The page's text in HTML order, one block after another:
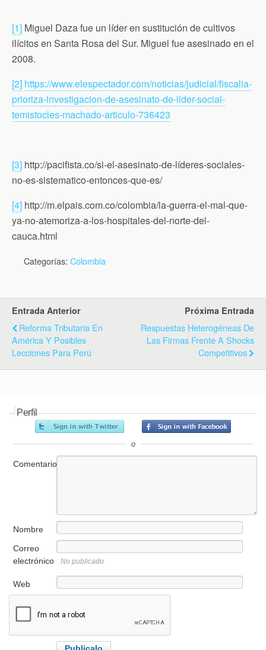
[1] Miguel Daza fue un líder en sustitución de cultivos
ilícitos en Santa Rosa del Sur. Miguel fue asesinado en el
2008.
[2] https://www.elespectador.com/noticias/judicial/fiscalia-
prioriza-investigacion-de-asesinato-de-lider-social-
temistocles-machado-articulo-736423
[3] http://pacifista.co/si-el-asesinato-de-líderes-sociales-
no-es-sistematico-entonces-que-es/
[4] http://m.elpais.com.co/colombia/la-guerra-el-mal-que-
ya-no-atemoriza-a-los-hospitales-del-norte-del-
cauca.html
Categorías: Colombia
Entrada Anterior
Reforma Tributaria En
América Y Posibles
Lecciones Para Perú
Próxima Entrada
Respuestas Heterogéneas De
Las Firmas Frente A Shocks
Competitivos
Perfil
o
Comentario
Nombre
Correo
electrónico
No publicado
Web